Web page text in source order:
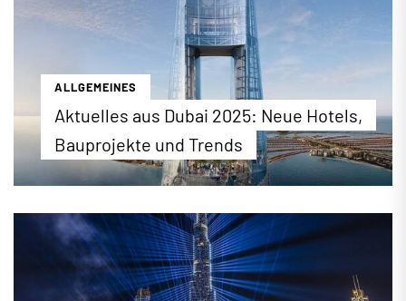
...mehr erfahren
ALLGEMEINES
Aktuelles aus Dubai 2025: Neue Hotels,
Bauprojekte und Trends
Was ist los in Dubai? Wir werfen einen Blick auf
Trends und Bauprojekte in der Metropole
...mehr erfahren